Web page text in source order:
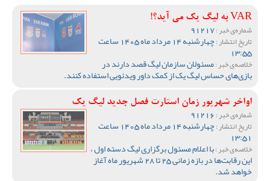
VAR به لیگ یک می آید؟!
شماره‌ی خبر :
تاریخ انتشار : چهارشنبه 14 مرداد ماه 1405 ساعت
13:55
خلاصه‌ی خبر :مسئولان سازمان لیگ قصد دارند در
بازی‌های حساس لیگ یک از کمک داور ویدئویی استفاده کنند.
اواخر شهریور زمان استارت فصل جدید لیگ یک
شماره‌ی خبر :
تاریخ انتشار : چهارشنبه 14 مرداد ماه 1405 ساعت
13:51
خلاصه‌ی خبر :با اعلام مسئول برگزاری لیگ دسته اول ،
این رقابت‌ها در بازه زمانی 25 تا 28 شهریور ماه آغاز
خواهد شد.